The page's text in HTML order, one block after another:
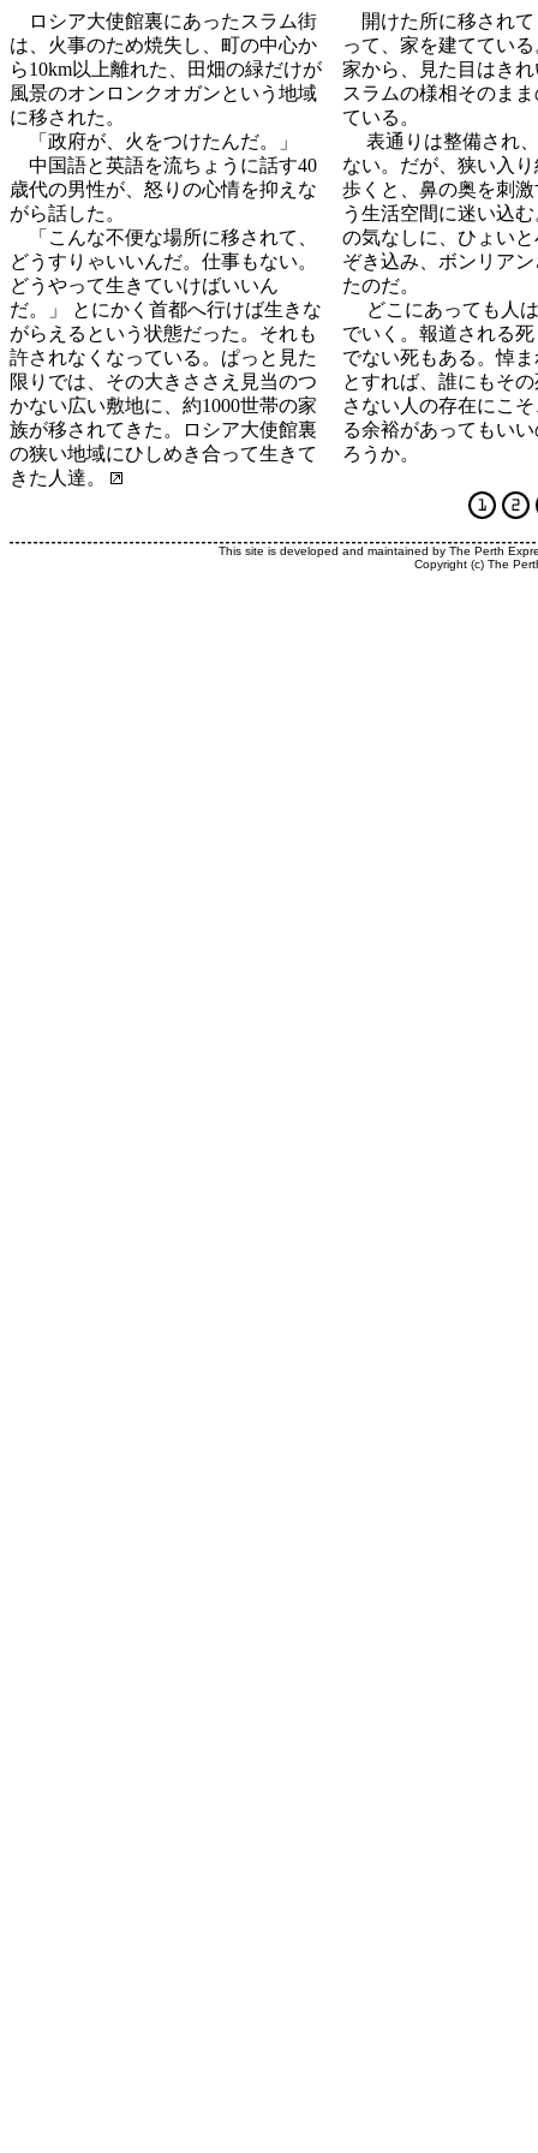
ロシア大使館裏にあったスラム街
は、火事のため焼失し、町の中心か
ら10km以上離れた、田畑の緑だけが
風景のオンロンクオガンという地域
に移された。
「政府が、火をつけたんだ。」
中国語と英語を流ちょうに話す40
歳代の男性が、怒りの心情を抑えな
がら話した。
「こんな不便な場所に移されて、
どうすりゃいいんだ。仕事もない。
どうやって生きていけばいいん
だ。」 とにかく首都へ行けば生きな
がらえるという状態だった。それも
許されなくなっている。ぱっと見た
限りでは、その大きささえ見当のつ
かない広い敷地に、約1000世帯の家
族が移されてきた。ロシア大使館裏
の狭い地域にひしめき合って生きて
きた人達。
開けた所に移されて
って、家を建ててい
家から、見た目はき
スラムの様相そのま
ている。
表通りは整備され
ない。だが、狭い入
歩くと、鼻の奥を刺
う生活空間に迷い込
の気なしに、ひょい
ぞき込み、ボンリア
たのだ。
どこにあっても人
でいく。報道される
でない死もある。悼
とすれば、誰にもそ
さない人の存在にこ
る余裕があってもい
ろうか。
This site is developed and maintained by The Perth
Copyright (c) The